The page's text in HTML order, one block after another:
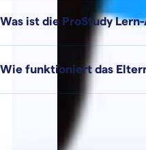
Was ist die ProStudy Lern-
Wie funktioniert das